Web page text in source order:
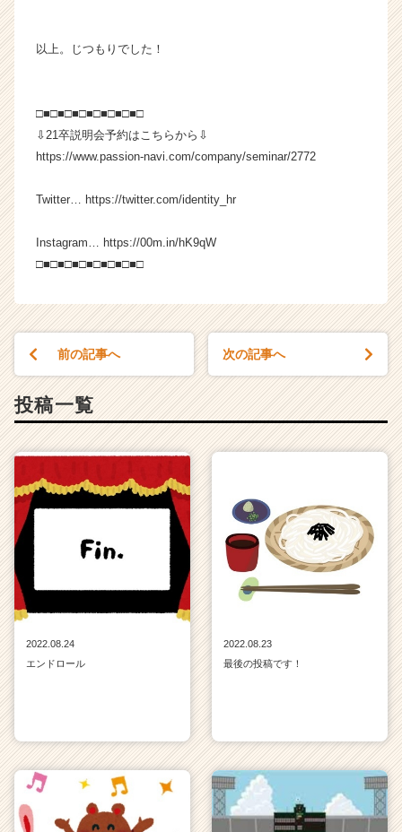
以上。じつもりでした！
□■□■□■□■□■□■□■□
⇩21卒説明会予約はこちらから⇩
https://www.passion-navi.com/company/seminar/2772
Twitter… https://twitter.com/identity_hr
Instagram… https://00m.in/hK9qW
□■□■□■□■□■□■□■□
前の記事へ 次の記事へ
投稿一覧
2022.08.24
エンドロール
2022.08.23
最後の投稿です！